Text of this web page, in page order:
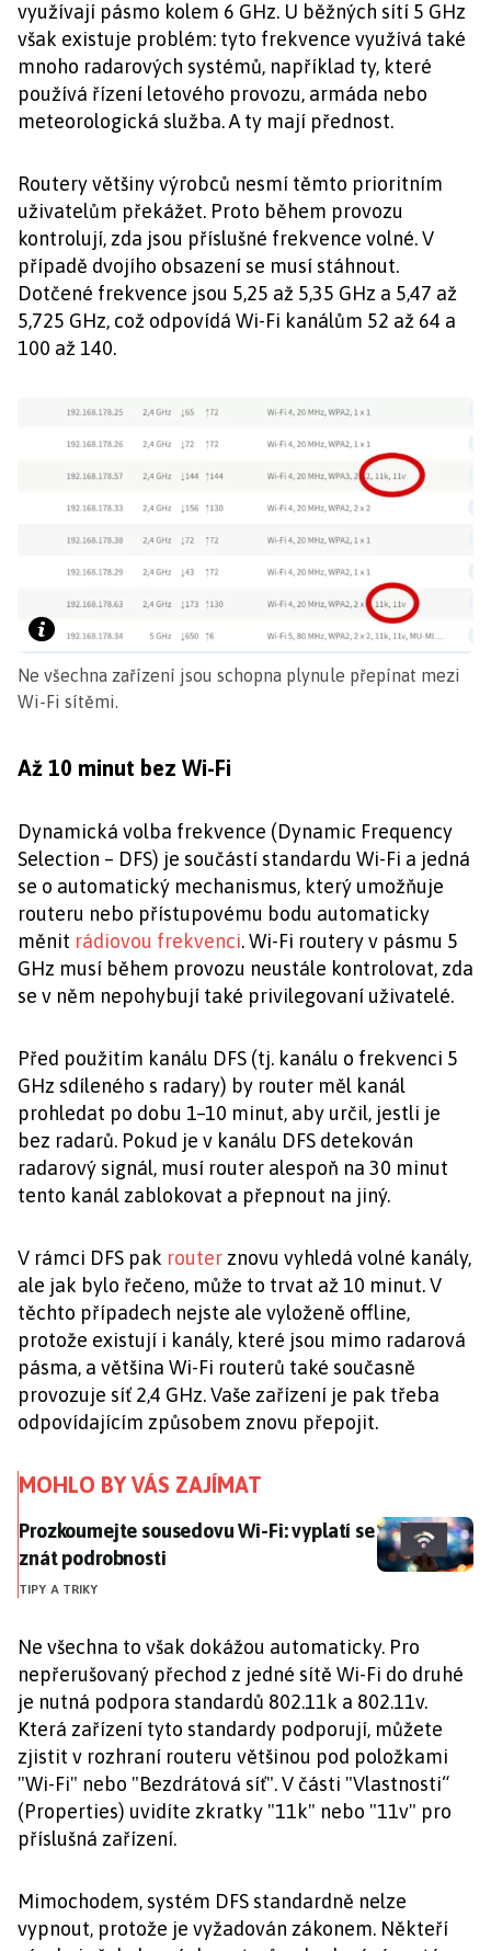
využívají pásmo kolem 6 GHz. U běžných sítí 5 GHz
však existuje problém: tyto frekvence využívá také
mnoho radarových systémů, například ty, které
používá řízení letového provozu, armáda nebo
meteorologická služba. A ty mají přednost.
Routery většiny výrobců nesmí těmto prioritním
uživatelům překážet. Proto během provozu
kontrolují, zda jsou příslušné frekvence volné. V
případě dvojího obsazení se musí stáhnout.
Dotčené frekvence jsou 5,25 až 5,35 GHz a 5,47 až
5,725 GHz, což odpovídá Wi-Fi kanálům 52 až 64 a
100 až 140.
Ne všechna zařízení jsou schopna plynule přepínat mezi
Wi-Fi sítěmi.
Až 10 minut bez Wi-Fi
Dynamická volba frekvence (Dynamic Frequency
Selection – DFS) je součástí standardu Wi-Fi a jedná
se o automatický mechanismus, který umožňuje
routeru nebo přístupovému bodu automaticky
měnit rádiovou frekvenci. Wi-Fi routery v pásmu 5
GHz musí během provozu neustále kontrolovat, zda
se v něm nepohybují také privilegovaní uživatelé.
Před použitím kanálu DFS (tj. kanálu o frekvenci 5
GHz sdíleného s radary) by router měl kanál
prohledat po dobu 1–10 minut, aby určil, jestli je
bez radarů. Pokud je v kanálu DFS detekován
radarový signál, musí router alespoň na 30 minut
tento kanál zablokovat a přepnout na jiný.
V rámci DFS pak router znovu vyhledá volné kanály,
ale jak bylo řečeno, může to trvat až 10 minut. V
těchto případech nejste ale vyloženě offline,
protože existují i kanály, které jsou mimo radarová
pásma, a většina Wi-Fi routerů také současně
provozuje síť 2,4 GHz. Vaše zařízení je pak třeba
odpovídajícím způsobem znovu přepojit.
MOHLO BY VÁS ZAJÍMAT
Prozkoumejte sousedovu Wi-Fi: vyplatí se znát
Prozkoumejte sousedovu Wi-Fi: vyplatí se
znát podrobnosti
TIPY A TRIKY
Ne všechna to však dokážou automaticky. Pro
nepřerušovaný přechod z jedné sítě Wi-Fi do druhé
je nutná podpora standardů 802.11k a 802.11v.
Která zařízení tyto standardy podporují, můžete
zjistit v rozhraní routeru většinou pod položkami
"Wi-Fi" nebo "Bezdrátová síť". V části "Vlastnosti“
(Properties) uvidíte zkratky "11k" nebo "11v" pro
příslušná zařízení.
Mimochodem, systém DFS standardně nelze
vypnout, protože je vyžadován zákonem. Někteří